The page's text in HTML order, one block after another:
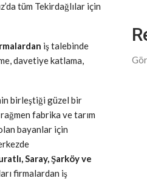
tüm Tekirdağlılar için
iş talebinde
davetiye katlama,
birleştiği güzel bir
fabrika ve tarım
bayanlar için
Saray, Şarköy ve
firmalardan iş